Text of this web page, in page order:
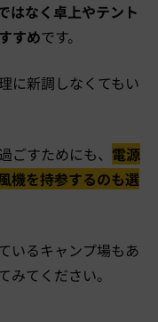
はなく卓上やテント
すめです。
に新調しなくてもい
ごすためにも、 電源
機を持参するのも選
いるキャンプ場もあ
みてください。